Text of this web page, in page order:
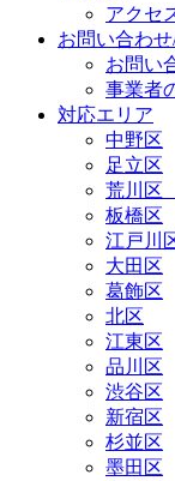
アクセ
お問い合わ
お問い
事業者
対応エリア
中野区
足立区
荒川区
板橋区
江戸川
大田区
葛飾区
北区
江東区
品川区
渋谷区
新宿区
杉並区
墨田区